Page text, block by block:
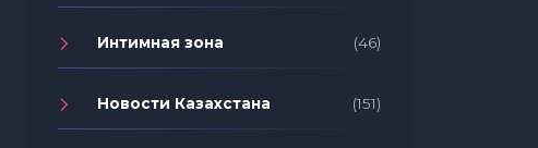
Интимная зона (46)
Новости Казахстана (151)